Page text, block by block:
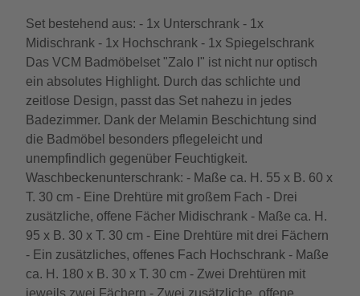
Set bestehend aus: - 1x Unterschrank - 1x
Midischrank - 1x Hochschrank - 1x Spiegelschrank
Das VCM Badmöbelset "Zalo I" ist nicht nur optisch
ein absolutes Highlight. Durch das schlichte und
zeitlose Design, passt das Set nahezu in jedes
Badezimmer. Dank der Melamin Beschichtung sind
die Badmöbel besonders pflegeleicht und
unempfindlich gegenüber Feuchtigkeit.
Waschbeckenunterschrank: - Maße ca. H. 55 x B. 60 x
T. 30 cm - Eine Drehtüre mit großem Fach - Drei
zusätzliche, offene Fächer Midischrank - Maße ca. H.
95 x B. 30 x T. 30 cm - Eine Drehtüre mit drei Fächern
- Ein zusätzliches, offenes Fach Hochschrank - Maße
ca. H. 180 x B. 30 x T. 30 cm - Zwei Drehtüren mit
jeweils zwei Fächern - Zwei zusätzliche, offene